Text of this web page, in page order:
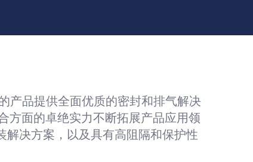
产品提供全面优质的密封和排气解决
方面的卓绝实力不断拓展产品应用领
解决方案，以及具有高阻隔和保护性